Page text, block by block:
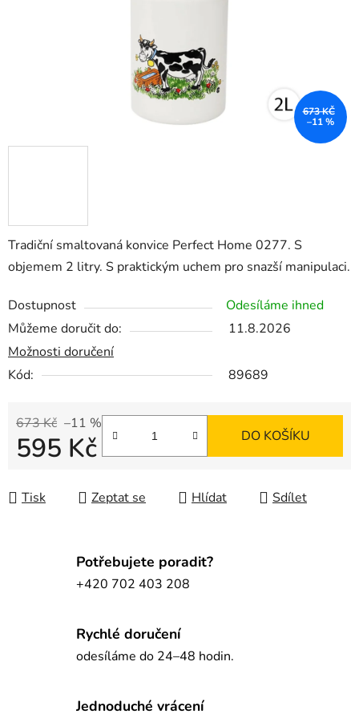
Tradiční smaltovaná konvice Perfect Home 0277. S
objemem 2 litry. S praktickým uchem pro snazší manipulaci.
Dostupnost
Odesíláme ihned
Můžeme doručit do:
11.8.2026
Možnosti doručení
Kód:
89689
673 Kč –11 %
595 Kč DO KOŠÍKU
Tisk Zeptat se Hlídat Sdílet
673 KČ
–11 %
Potřebujete poradit?
+420 702 403 208
Rychlé doručení
odesíláme do 24–48 hodin.
Jednoduché vrácení